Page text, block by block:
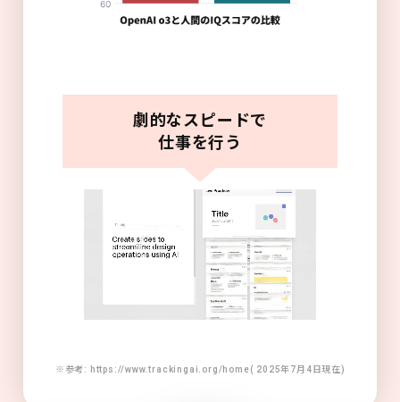
劇的なスピードで
仕事を行う
※参考: https://www.trackingai.org/home( 2025年7月4日現在)